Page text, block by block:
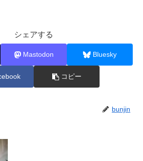
シェアする
Mastodon Bluesky
コピー
bunjin